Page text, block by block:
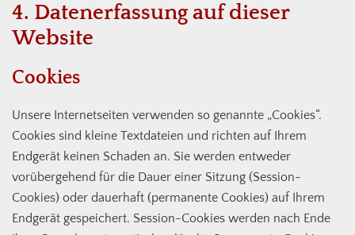
4. Datenerfassung auf dieser
Website
Cookies
Unsere Internetseiten verwenden so genannte „Cookies“.
Cookies sind kleine Textdateien und richten auf Ihrem
Endgerät keinen Schaden an. Sie werden entweder
vorübergehend für die Dauer einer Sitzung (Session-
Cookies) oder dauerhaft (permanente Cookies) auf Ihrem
Endgerät gespeichert. Session-Cookies werden nach Ende